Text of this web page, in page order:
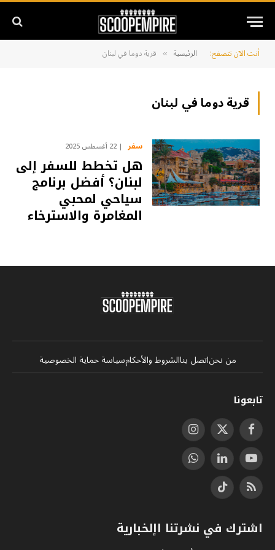
أنت الآن تتصفح: الرئيسية » قرية دوما في لبنان
قرية دوما في لبنان
سفر 22 أغسطس 2025
هل تخطط للسفر إلى
لبنان؟ أفضل برنامج
سياحي لمحبي
المغامرة والاسترخاء
من نحناتصل بناالشروط والأحكامسياسة حماية الخصوصية
تابعونا
فيسبوكX
(Twitter)
الانستغرام
يوتيوب لينكدإنواتساب
RSS
تيكتوك
اشترك في نشرتنا اإلخبارية